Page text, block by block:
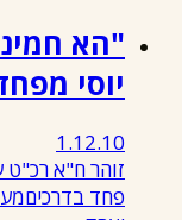
"הא
יוסי
1.12.10
זוהר ח"א
פחד בדרכים